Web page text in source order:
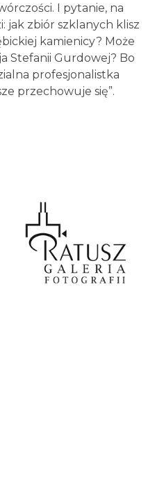
I pytanie, na
jak zbiór szklanych klisz
kamienicy? Może
Stefanii Gurdowej? Bo
profesjonalistka
przechowuje się”.